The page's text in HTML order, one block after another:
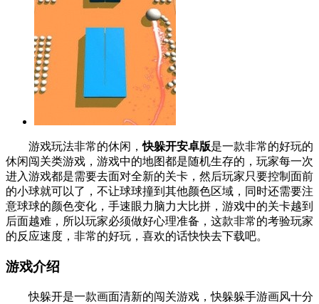
游戏玩法非常的休闲，快躲开安卓版是一款非常的好玩的
休闲闯关类游戏，游戏中的地图都是随机生存的，玩家每一次
进入游戏都是需要去面对全新的关卡，然后玩家只要控制面前
的小球就可以了，不让球球撞到其他颜色区域，同时还需要注
意球球的颜色变化，手速眼力脑力大比拼，游戏中的关卡越到
后面越难，所以玩家必须做好心理准备，这款非常的考验玩家
的反应速度，非常的好玩，喜欢的话快快去下载吧。
游戏介绍
快躲开是一款画面清新的闯关游戏，快躲躲手游画风十分